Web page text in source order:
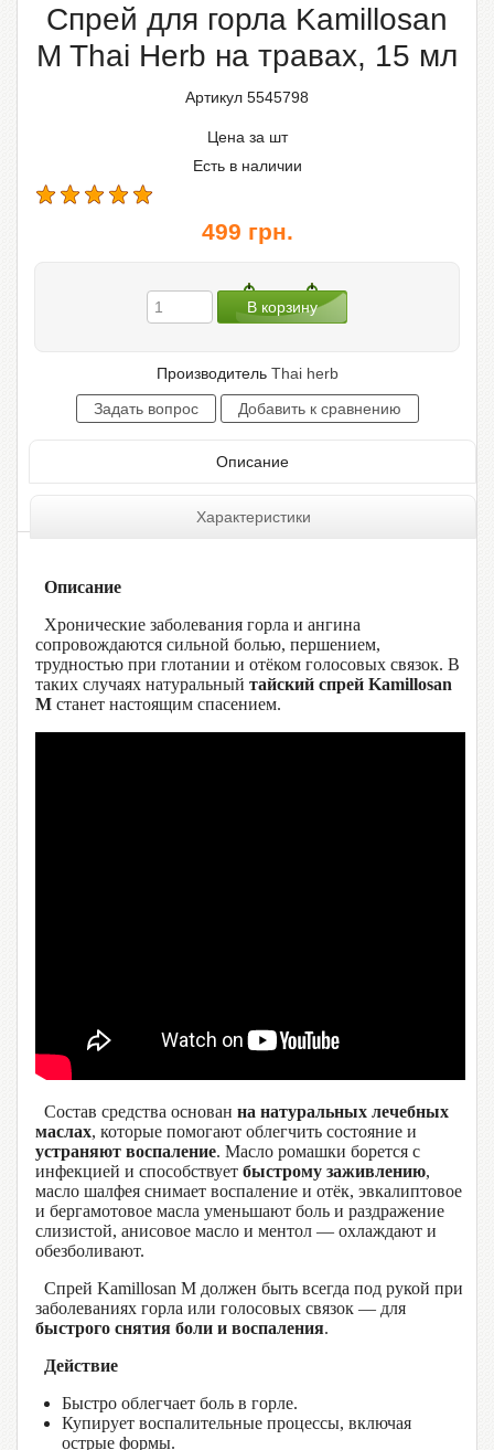
Спрей для горла Kamillosan
M Thai Herb на травах, 15 мл
Артикул 5545798
Цена за шт
Есть в наличии
499 грн.
Производитель Thai herb
Описание
Характеристики
Описание
Хронические заболевания горла и ангина
сопровождаются сильной болью, першением,
трудностью при глотании и отёком голосовых связок. В
таких случаях натуральный тайский спрей Kamillosan
M станет настоящим спасением.
Состав средства основан на натуральных лечебных
маслах, которые помогают облегчить состояние и
устраняют воспаление. Масло ромашки борется с
инфекцией и способствует быстрому заживлению,
масло шалфея снимает воспаление и отёк, эвкалиптовое
и бергамотовое масла уменьшают боль и раздражение
слизистой, анисовое масло и ментол — охлаждают и
обезболивают.
Спрей Kamillosan M должен быть всегда под рукой при
заболеваниях горла или голосовых связок — для
быстрого снятия боли и воспаления.
Действие
Быстро облегчает боль в горле.
Купирует воспалительные процессы, включая
острые формы.